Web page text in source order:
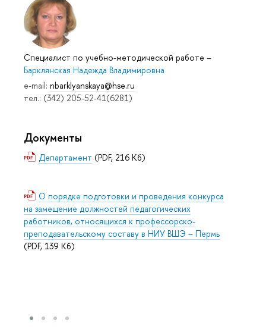
Специалист по учебно-методической работе –
Барклянская Надежда Владимировна
e-mail: nbarklyanskaya@hse.ru
тел.: (342) 205-52-41(6281)
Документы
Департамент (PDF, 216 Кб)
О порядке подготовки и проведения конкурса
на замещение должностей педагогических
работников, относящихся к профессорско-
преподавательскому составу в НИУ ВШЭ – Пермь
(PDF, 139 Кб)